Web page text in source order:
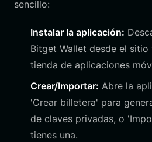
sencillo:
Instalar la aplicación:
Bitget Wallet desde el
tienda de aplicaciones
Crear/Importar: Abre la
'Crear billetera' para
de claves privadas, o
tienes una.